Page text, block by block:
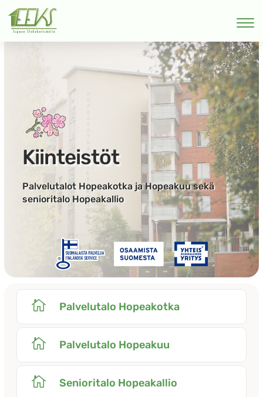
Kiinteistöt
Palvelutalot Hopeakotka ja Hopeakuu sekä
senioritalo Hopeakallio
 Palvelutalo Hopeakotka
 Palvelutalo Hopeakuu
 Senioritalo Hopeakallio